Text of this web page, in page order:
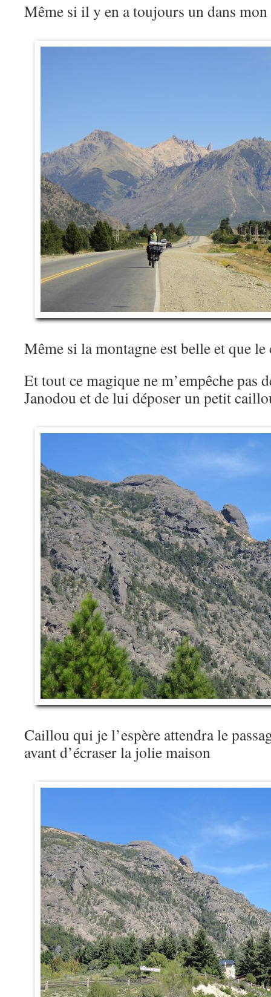
Même si il y en a toujours un dans
Même si la montagne est belle et que
Et tout ce magique ne m’empêche pas
Janodou et de lui déposer un petit
Caillou qui je l’espère attendra le
avant d’écraser la jolie maison